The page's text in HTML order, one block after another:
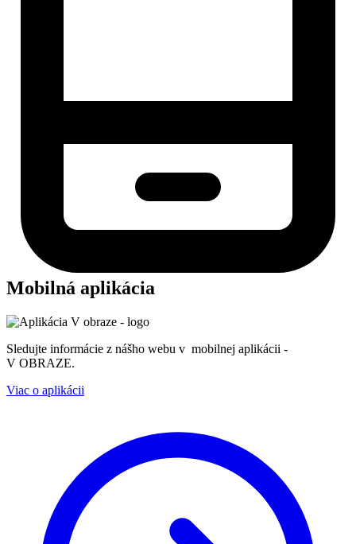
Mobilná aplikácia
Sledujte informácie z nášho webu v mobilnej aplikácii -
V OBRAZE.
Viac o aplikácii